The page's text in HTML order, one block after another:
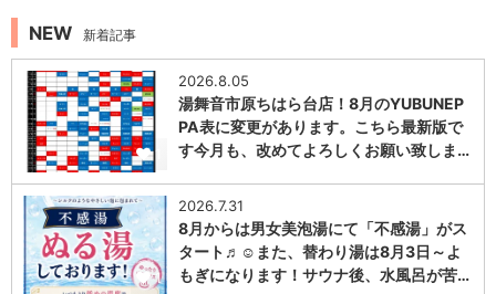
NEW 新着記事
1
2026.8.05
湯舞音市原ちはら台店！8月のYUBUNEP
PA表に変更があります。こちら最新版で
す今月も、改めてよろしくお願い致しま…
1
2026.7.31
8月からは男女美泡湯にて「不感湯」がス
タート♬☺また、替わり湯は8月3日～よ
もぎになります！サウナ後、水風呂が苦…